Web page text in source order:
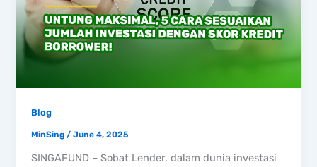
Blog
MinSing /June 4, 2025
SINGAFUND – Sobat Lender, dalam dunia investasi